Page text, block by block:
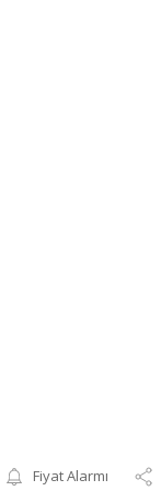
Fiyat Alarmı